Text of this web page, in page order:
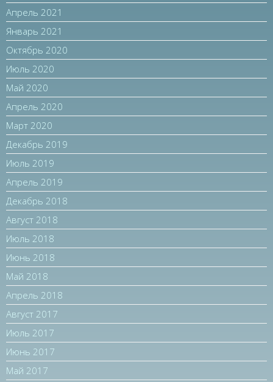
Апрель 2021
Январь 2021
Октябрь 2020
Июль 2020
Май 2020
Апрель 2020
Март 2020
Декабрь 2019
Июль 2019
Апрель 2019
Декабрь 2018
Август 2018
Июль 2018
Июнь 2018
Май 2018
Апрель 2018
Август 2017
Июль 2017
Июнь 2017
Май 2017